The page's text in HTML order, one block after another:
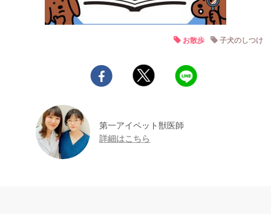
お散歩 子犬のしつけ
第一アイペット獣医師
詳細はこちら